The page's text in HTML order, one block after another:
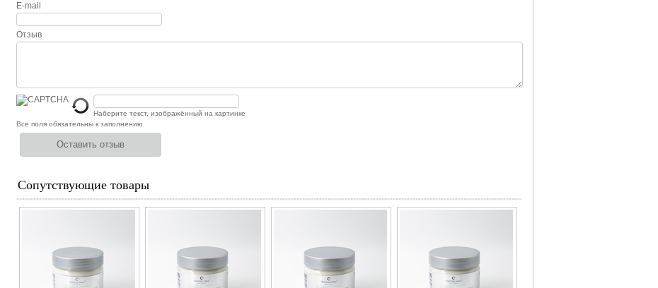
E-mail
Отзыв
Наберите текст, изображённый на картинке
Все поля обязательны к заполнению
Сопутствующие товары